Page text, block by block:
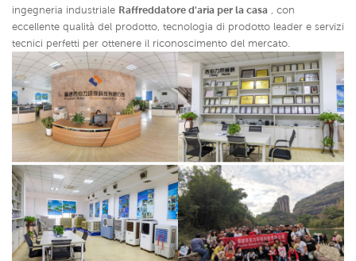
ingegneria industriale Raffreddatore d'aria per la casa
con
eccellente qualità del prodotto, tecnologia di prodotto leader e servizi
tecnici perfetti per ottenere il riconoscimento del mercato.